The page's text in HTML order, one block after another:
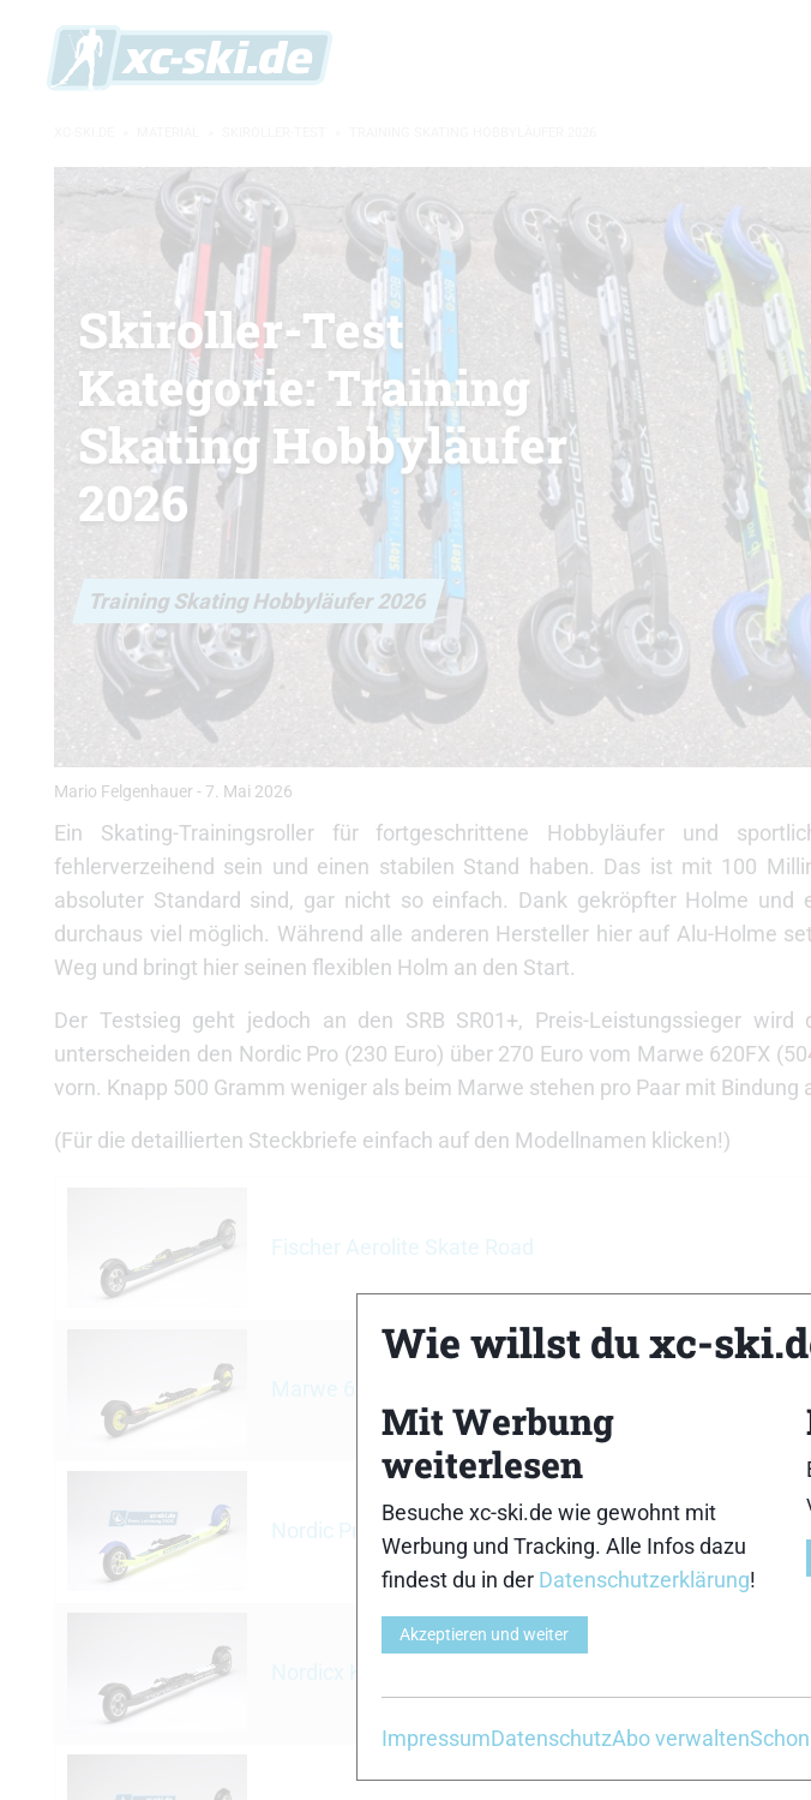
Training Skating Hobbyläufer 2026
Skiroller-Test
Kategorie: Training
Skating Hobbyläufer
2026
Mario Felgenhauer - 7. Mai 2026
Ein Skating-Trainingsroller für fortgeschrittene Hobbyläufer und
fehlerverzeihend sein und einen stabilen Stand haben. Das ist mit 100
absoluter Standard sind, gar nicht so einfach. Dank gekröpfter Holme und
durchaus viel möglich. Während alle anderen Hersteller hier auf Alu-Holme
Weg und bringt hier seinen flexiblen Holm an den Start.
Der Testsieg geht jedoch an den SRB SR01+, Preis-Leistungssieger
unterscheiden den Nordic Pro (230 Euro) über 270 Euro vom Marwe 620FX
vorn. Knapp 500 Gramm weniger als beim Marwe stehen pro Paar mit Bindung
(Für die detaillierten Steckbriefe einfach auf den Modellnamen klicken!)
Fischer Aerolite Skate Road
Nordic Pro Elite 610 Skating
Wie willst du xc-
Mit Werbung
weiterlesen
Besuche xc-ski.de wie gewohnt mit
Werbung und Tracking. Alle Infos dazu
findest du in der Datenschutzerklärung!
Akzeptieren und weiter
ImpressumDatenschutzAbo verwalten